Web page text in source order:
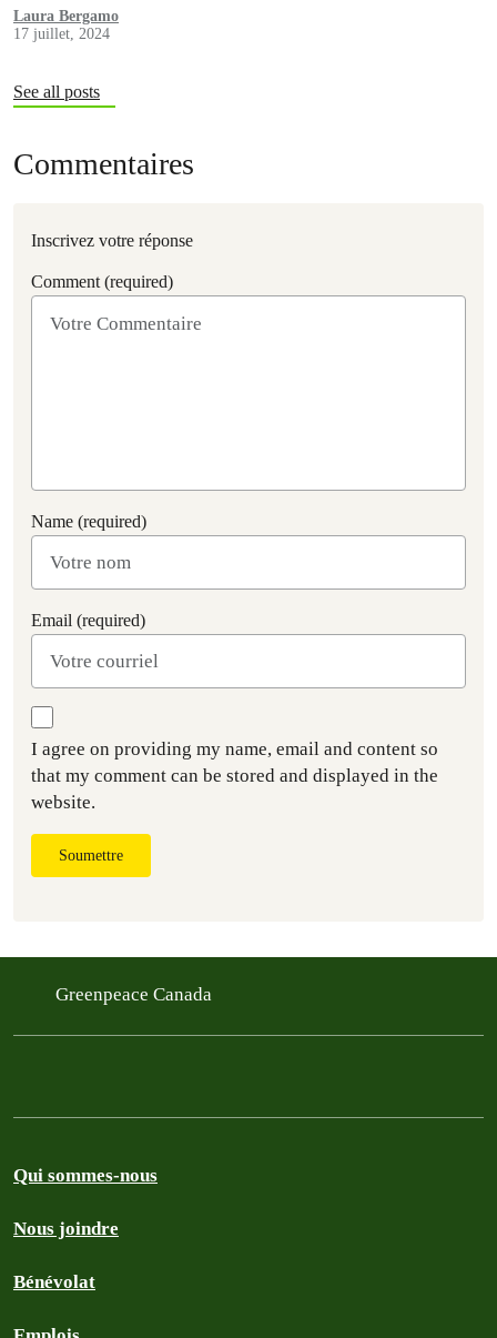
gratuitement de la crème glacée végane afin d'offrir une perspective
rafraîchissante sur ces températures extrêmes. Greenpeace souhaite
combustibles fossiles à…
Laura Bergamo
17 juillet, 2024
See all posts
Commentaires
Inscrivez votre réponse
Comment (required)
Name (required)
Email (required)
I agree on providing my name, email and content so
that my comment can be stored and displayed in the
website.
Soumettre
Greenpeace Canada
Qui sommes-nous
Nous joindre
Bénévolat